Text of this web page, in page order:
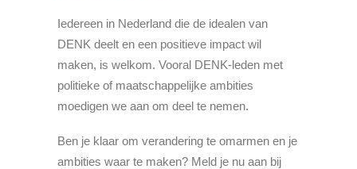
Iedereen in Nederland die de idealen van
DENK deelt en een positieve impact wil
maken, is welkom. Vooral DENK-leden met
politieke of maatschappelijke ambities
moedigen we aan om deel te nemen.
Ben je klaar om verandering te omarmen en je
ambities waar te maken? Meld je nu aan bij